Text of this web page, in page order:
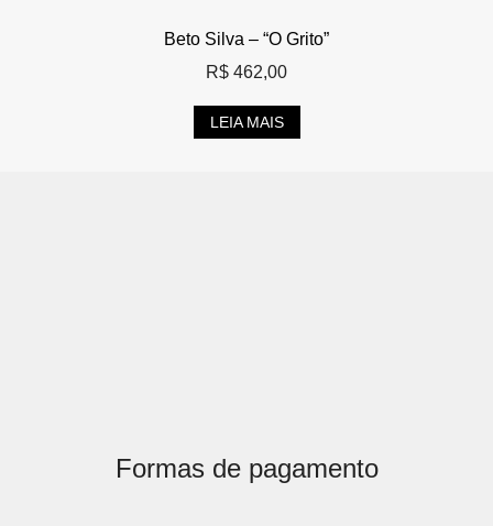
Beto Silva – “O Grito”
R$ 462,00
LEIA MAIS
Formas de pagamento